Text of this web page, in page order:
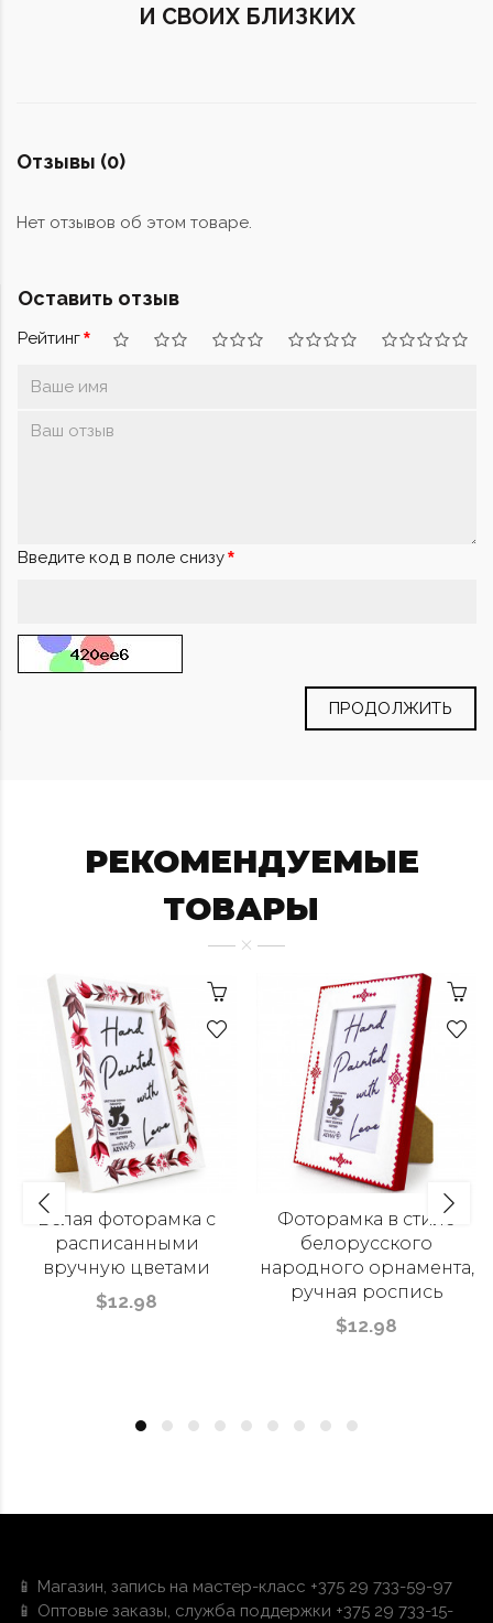
И СВОИХ БЛИЗКИХ
Отзывы (0)
Нет отзывов об этом товаре.
Оставить отзыв
Рейтинг
Введите код в поле снизу
ПРОДОЛЖИТЬ
РЕКОМЕНДУЕМЫЕ
ТОВАРЫ
Белая фоторамка с
расписанными
вручную цветами
$12.98
Фоторамка в стиле
белорусского
народного орнамента,
ручная роспись
$12.98
📱 Магазин, запись на мастер-класс +375 29 733-59-97
📱 Оптовые заказы, служба поддержки +375 29 733-15-